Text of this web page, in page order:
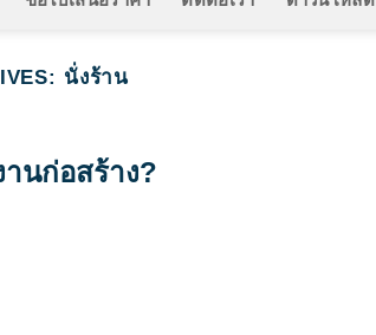
นั่งร้าน
นก่อสร้าง?